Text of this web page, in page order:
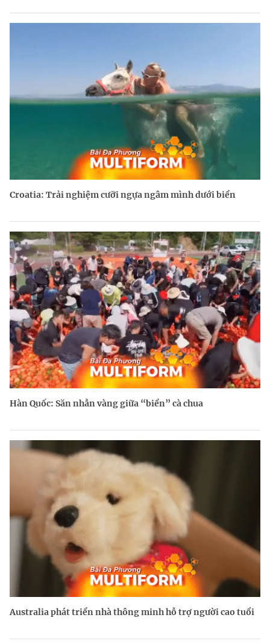
Croatia: Trải nghiệm cưỡi ngựa ngâm mình dưới biển
Hàn Quốc: Săn nhẫn vàng giữa “biển” cà chua
Australia phát triển nhà thông minh hỗ trợ người cao tuổi